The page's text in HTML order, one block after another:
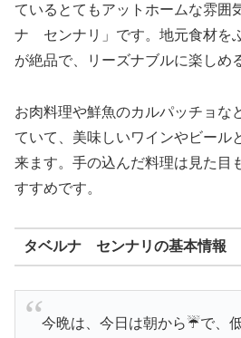
ているとてもアットホームな雰囲
ナ センナリ」です。地元食材を
が絶品で、リーズナブルに楽しめ
お肉料理や鮮魚のカルパッチョな
ていて、美味しいワインやビール
来ます。手の込んだ料理は見た目
すすめです。
タベルナ センナリの基本情報
今晩は、今日は朝から☔で、